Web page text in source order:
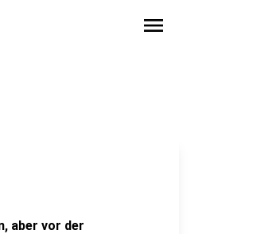
menu
aber vor der